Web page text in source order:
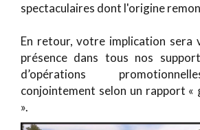
spectaculaires dont l'origine
En retour, votre implication sera
présence dans tous nos
d’opérations
conjointement selon un rapport «
».